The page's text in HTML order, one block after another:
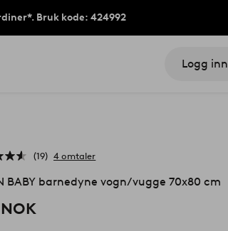
Bruk kode: 424992
Logg inn
19 4 omtaler
BABY barnedyne vogn/vugge 70x80 cm